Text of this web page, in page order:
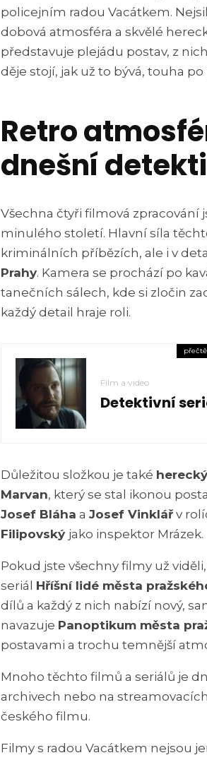
policejním radou Vacátkem.
dobová atmosféra a skvělé
představuje plejádu postav, z
děje stojí, jak už to bývá, touha
Retro
dnešní
Všechna čtyři filmová zpracování
minulého století. Hlavní síla
kriminálních příbězích, ale i v
Prahy. Kamera se prochází po
tanečních sálech, kde si zločin
každý detail hraje roli.
Film a video
Detektivní
Důležitou složkou je také
Marvan, který se stal ikonou
Josef Bláha a Josef Vinklářv
Filipovský jako inspektor Mrázek.
Pokud jste všechny filmy už
seriál Hříšní lidé města
dílů a každý z nich nabízí nový,
navazuje Panoptikum města
postavami a trochu temnější
Mnoho těchto filmů a seriálů je
archivech nebo na
českého filmu.
Filmy s radou Vacátkem nejsou